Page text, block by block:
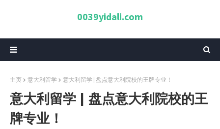
0039yidali.com
主页 意大利留学 意大利留学 | 盘点意大利院校的王牌专业！
意大利留学 | 盘点意大利院校的王
牌专业！